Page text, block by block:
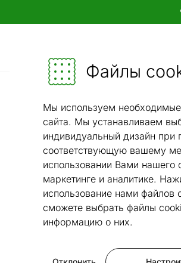
Файлы
Мы используем
сайта. Мы устанавливаем
индивидуальный дизайн
соответствующую вашему
использовании Вами нашего
маркетинге и аналитике.
использование нами файлов
сможете выбрать файлы
информацию о них.
Мебель и